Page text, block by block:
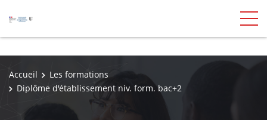
Accueil
Les formations
Diplôme d'établissement niv. form. bac+2